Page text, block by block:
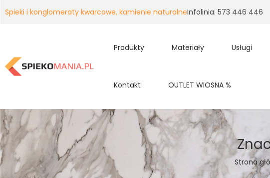
Spieki i konglomeraty kwarcowe, kamienie naturalneInfolinia: 573 446 446
Produkty Materiały Usługi
Kontakt OUTLET WIOSNA %
Strona